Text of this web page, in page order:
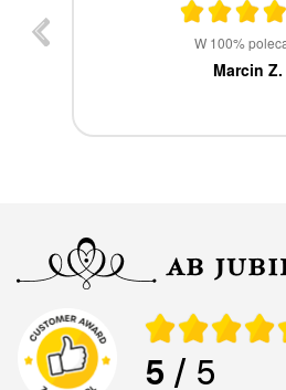
W 100%
Marcin Z.
5 / 5